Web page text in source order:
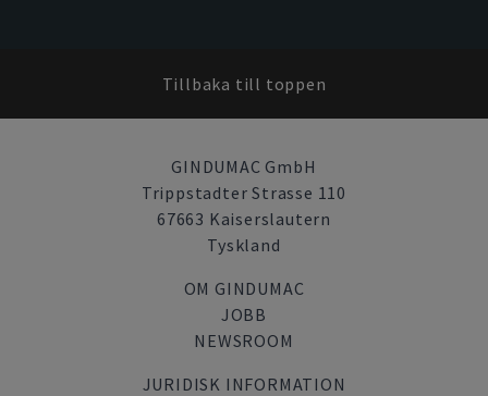
Tillbaka till toppen
GINDUMAC GmbH
Trippstadter Strasse 110
67663 Kaiserslautern
Tyskland
OM GINDUMAC
JOBB
NEWSROOM
JURIDISK INFORMATION